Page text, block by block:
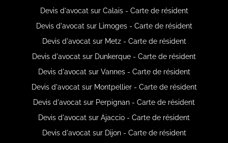
Devis d'avocat sur Calais - Carte de résident
Devis d'avocat sur Limoges - Carte de résident
Devis d'avocat sur Metz - Carte de résident
Devis d'avocat sur Dunkerque - Carte de résident
Devis d'avocat sur Vannes - Carte de résident
Devis d'avocat sur Montpellier - Carte de résident
Devis d'avocat sur Perpignan - Carte de résident
Devis d'avocat sur Ajaccio - Carte de résident
Devis d'avocat sur Dijon - Carte de résident